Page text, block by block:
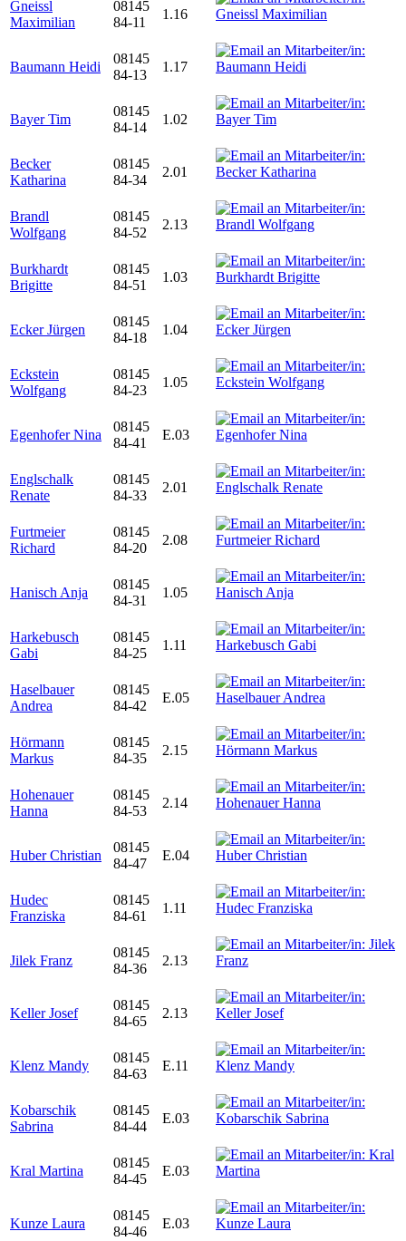
Gneissl
Maximilian
08145
84-11
1.16
Baumann Heidi
08145
84-13
1.17
Bayer Tim
08145
84-14
1.02
Becker
Katharina
08145
84-34
2.01
Brandl
Wolfgang
08145
84-52
2.13
Burkhardt
Brigitte
08145
84-51
1.03
Ecker Jürgen
08145
84-18
1.04
Eckstein
Wolfgang
08145
84-23
1.05
Egenhofer Nina
08145
84-41
E.03
Englschalk
Renate
08145
84-33
2.01
Furtmeier
Richard
08145
84-20
2.08
Hanisch Anja
08145
84-31
1.05
Harkebusch
Gabi
08145
84-25
1.11
Haselbauer
Andrea
08145
84-42
E.05
Hörmann
Markus
08145
84-35
2.15
Hohenauer
Hanna
08145
84-53
2.14
Huber Christian
08145
84-47
E.04
Hudec
Franziska
08145
84-61
1.11
Jilek Franz
08145
84-36
2.13
Keller Josef
08145
84-65
2.13
Klenz Mandy
08145
84-63
E.11
Kobarschik
Sabrina
08145
84-44
E.03
Kral Martina
08145
84-45
E.03
Kunze Laura
08145
84-46
E.03